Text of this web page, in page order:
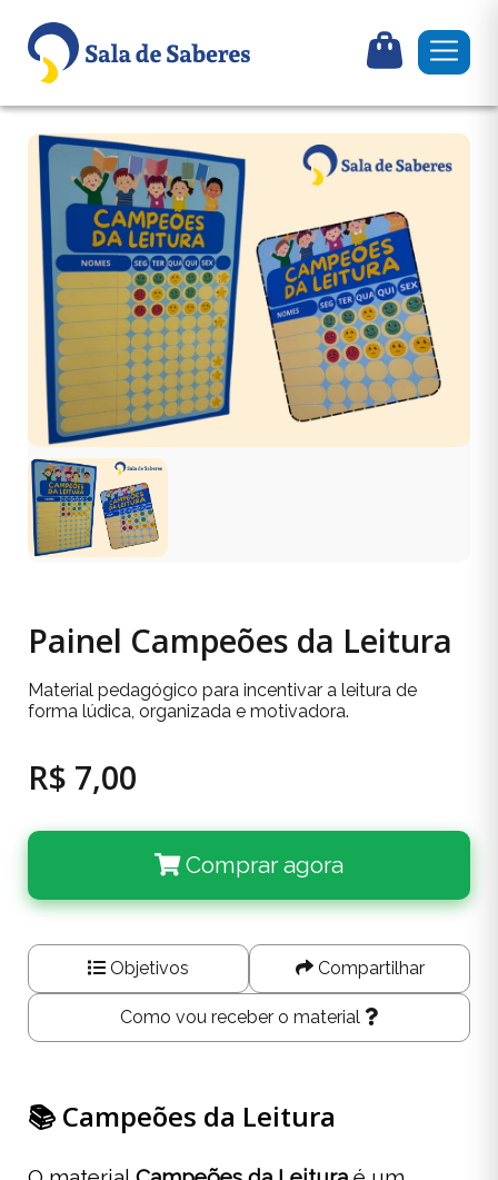
Painel Campeões da Leitura
Material pedagógico para incentivar a leitura de
forma lúdica, organizada e motivadora.
R$ 7,00
Comprar agora
Objetivos Compartilhar
Como vou receber o material
📚 Campeões da Leitura